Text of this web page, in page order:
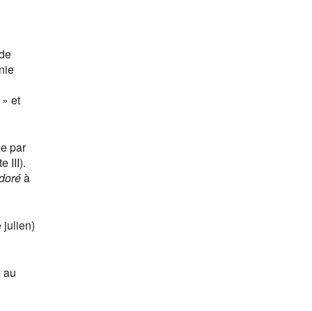
et
par
III).
à
julien)
au